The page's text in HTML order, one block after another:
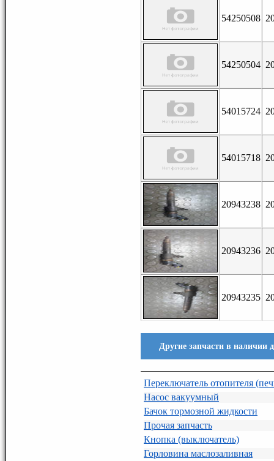
54250508
54250504
54015724
54015718
20943238
20943236
20943235
Другие запчасти в наличии
Переключатель отопителя
Насос вакуумный
Бачок тормозной жидкости
Прочая запчасть
Кнопка (выключатель)
Горловина маслозаливная